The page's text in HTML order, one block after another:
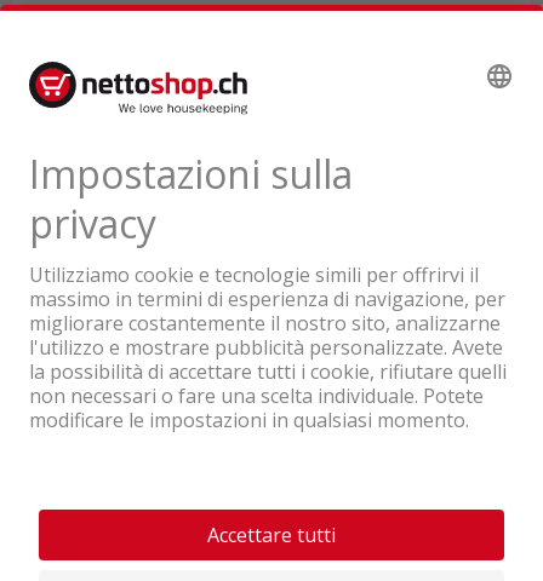
78.90
Un'azienda del Gruppo Coop